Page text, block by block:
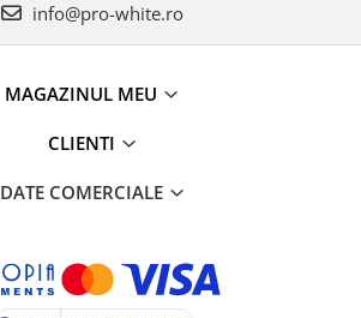
info@pro-white.ro
MAGAZINUL MEU
CLIENTI
DATE COMERCIALE